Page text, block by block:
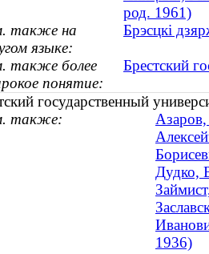
род. 1961)
также на
языке:
Брэсцкі
также более
понятие:
Брестский
государственный
также:
Дудко,
1936)